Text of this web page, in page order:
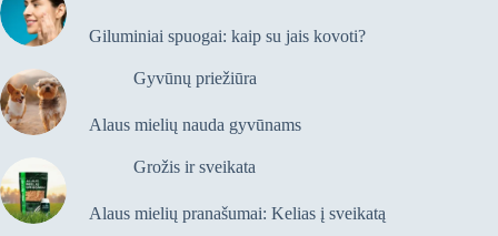
Giluminiai spuogai: kaip su jais kovoti?
Gyvūnų priežiūra
Alaus mielių nauda gyvūnams
Grožis ir sveikata
Alaus mielių pranašumai: Kelias į sveikatą